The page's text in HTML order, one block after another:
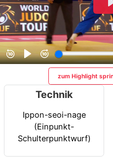
zum Highlight
Technik
Ippon-seoi-nage
(Einpunkt-
Schulterpunktwurf)